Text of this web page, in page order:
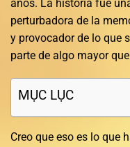
años. La historia fue
perturbadora de la
y provocador de lo que
parte de algo mayor
MỤC LỤC
Creo que eso es lo que